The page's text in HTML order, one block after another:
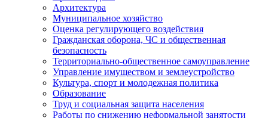
Архитектура
Муниципальное хозяйство
Оценка регулирующего воздействия
Гражданская оборона, ЧС и общественная
безопасность
Территориально-общественное самоуправление
Управление имуществом и землеустройство
Культура, спорт и молодежная политика
Образование
Труд и социальная защита населения
Работы по снижению неформальной занятости